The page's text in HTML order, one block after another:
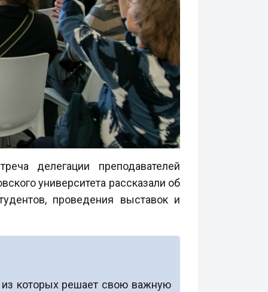
делегации преподавателей
университета рассказали об
проведения выставок и
из которых решает свою важную